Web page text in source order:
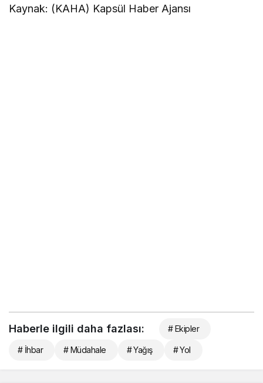
Kaynak: (KAHA) Kapsül Haber Ajansı
Haberle ilgili daha fazlası: # Ekipler
# İhbar # Müdahale # Yağış # Yol